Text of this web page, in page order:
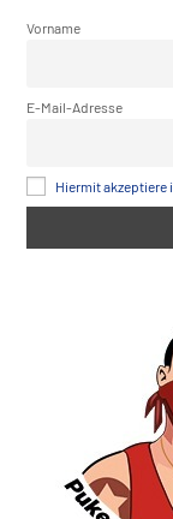
Vorname
E-Mail-Adresse
Hiermit akzeptiere